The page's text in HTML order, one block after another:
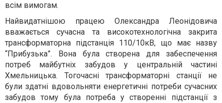
всім вимогам.
Найвидатнішою працею Олександра Леонідовича
вважається сучасна та високотехнологічна закрита
трансформаторна підстанція 110/10кВ, що має назву
“Прибузька”. Вона була створена для забеспечення
потреб майбутніх забудов у центральній частині
Хмельницька. Тогочасні трансформаторні станції не
були здатні вдовольняти енергетичні потреби сучасних
забудов тому була потреба у створенні підстанції з